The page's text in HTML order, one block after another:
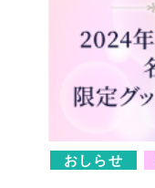
おしらせ